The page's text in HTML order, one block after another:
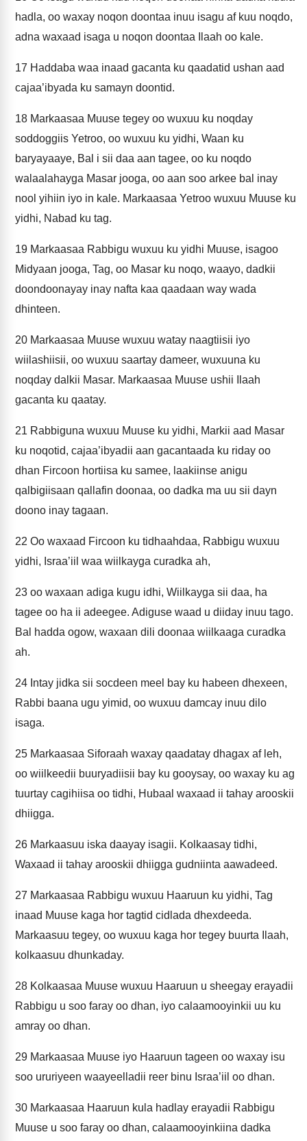
hadla, oo waxay noqon doontaa inuu isagu af kuu noqdo,
adna waxaad isaga u noqon doontaa Ilaah oo kale.
17 Haddaba waa inaad gacanta ku qaadatid ushan aad
cajaa’ibyada ku samayn doontid.
18 Markaasaa Muuse tegey oo wuxuu ku noqday
soddoggiis Yetroo, oo wuxuu ku yidhi, Waan ku
baryayaaye, Bal i sii daa aan tagee, oo ku noqdo
walaalahayga Masar jooga, oo aan soo arkee bal inay
nool yihiin iyo in kale. Markaasaa Yetroo wuxuu Muuse ku
yidhi, Nabad ku tag.
19 Markaasaa Rabbigu wuxuu ku yidhi Muuse, isagoo
Midyaan jooga, Tag, oo Masar ku noqo, waayo, dadkii
doondoonayay inay nafta kaa qaadaan way wada
dhinteen.
20 Markaasaa Muuse wuxuu watay naagtiisii iyo
wiilashiisii, oo wuxuu saartay dameer, wuxuuna ku
noqday dalkii Masar. Markaasaa Muuse ushii Ilaah
gacanta ku qaatay.
21 Rabbiguna wuxuu Muuse ku yidhi, Markii aad Masar
ku noqotid, cajaa’ibyadii aan gacantaada ku riday oo
dhan Fircoon hortiisa ku samee, laakiinse anigu
qalbigiisaan qallafin doonaa, oo dadka ma uu sii dayn
doono inay tagaan.
22 Oo waxaad Fircoon ku tidhaahdaa, Rabbigu wuxuu
yidhi, Israa’iil waa wiilkayga curadka ah,
23 oo waxaan adiga kugu idhi, Wiilkayga sii daa, ha
tagee oo ha ii adeegee. Adiguse waad u diiday inuu tago.
Bal hadda ogow, waxaan dili doonaa wiilkaaga curadka
ah.
24 Intay jidka sii socdeen meel bay ku habeen dhexeen,
Rabbi baana ugu yimid, oo wuxuu damcay inuu dilo
isaga.
25 Markaasaa Siforaah waxay qaadatay dhagax af leh,
oo wiilkeedii buuryadiisii bay ku gooysay, oo waxay ku ag
tuurtay cagihiisa oo tidhi, Hubaal waxaad ii tahay arooskii
dhiigga.
26 Markaasuu iska daayay isagii. Kolkaasay tidhi,
Waxaad ii tahay arooskii dhiigga gudniinta aawadeed.
27 Markaasaa Rabbigu wuxuu Haaruun ku yidhi, Tag
inaad Muuse kaga hor tagtid cidlada dhexdeeda.
Markaasuu tegey, oo wuxuu kaga hor tegey buurta Ilaah,
kolkaasuu dhunkaday.
28 Kolkaasaa Muuse wuxuu Haaruun u sheegay erayadii
Rabbigu u soo faray oo dhan, iyo calaamooyinkii uu ku
amray oo dhan.
29 Markaasaa Muuse iyo Haaruun tageen oo waxay isu
soo ururiyeen waayeelladii reer binu Israa’iil oo dhan.
30 Markaasaa Haaruun kula hadlay erayadii Rabbigu
Muuse u soo faray oo dhan, calaamooyinkiina dadka